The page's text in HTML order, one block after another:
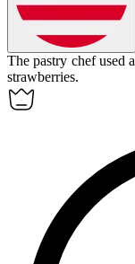
The pastry chef used a
strawberries.